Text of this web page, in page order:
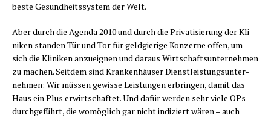
bes­te Gesund­heits­sys­tem der Welt.
Aber durch die Agen­da 2010 und durch die Pri­va­ti­sie­rung der Kli­
ni­ken stan­den Tür und Tor für geld­gie­ri­ge Kon­zer­ne offen, um
sich die Kli­ni­ken anzu­eig­nen und dar­aus Wirt­schafts­un­ter­neh­men
zu machen. Seit­dem sind Kran­ken­häu­ser Dienst­leis­tungs­un­ter­
neh­men: Wir müs­sen gewis­se Leis­tun­gen erbrin­gen, damit das
Haus ein Plus erwirt­schaf­tet. Und dafür wer­den sehr vie­le OPs
durch­ge­führt, die womög­lich gar nicht indi­ziert wären – auch